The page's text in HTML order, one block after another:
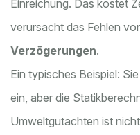
Einreichung. Das kostet
verursacht das Fehlen
Verzögerungen.
Ein typisches Beispiel:
ein, aber die
Umweltgutachten ist